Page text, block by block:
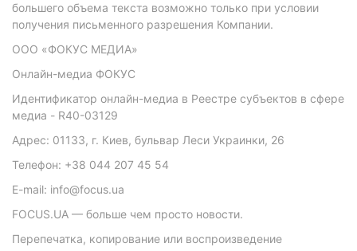
большего объема текста возможно только при условии
получения письменного разрешения Компании.
ООО «ФОКУС МЕДИА»
Онлайн-медиа ФОКУС
Идентификатор онлайн-медиа в Реестре субъектов в сфере
медиа - R40-03129
Адрес: 01133, г. Киев, бульвар Леси Украинки, 26
Телефон: +38 044 207 45 54
E-mail: info@focus.ua
FOCUS.UA — больше чем просто новости.
Перепечатка, копирование или воспроизведение